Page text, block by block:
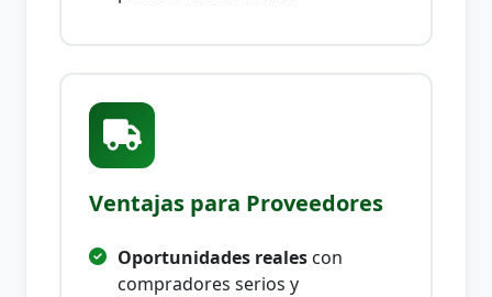
Ventajas para Proveedores
Oportunidades reales con
compradores serios y